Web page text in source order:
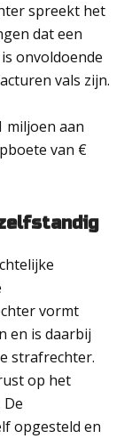
spreekt het
dat een
onvoldoende
vals zijn.
miljoen aan
van €
vormt
en is daarbij
strafrechter.
op het
opgesteld en